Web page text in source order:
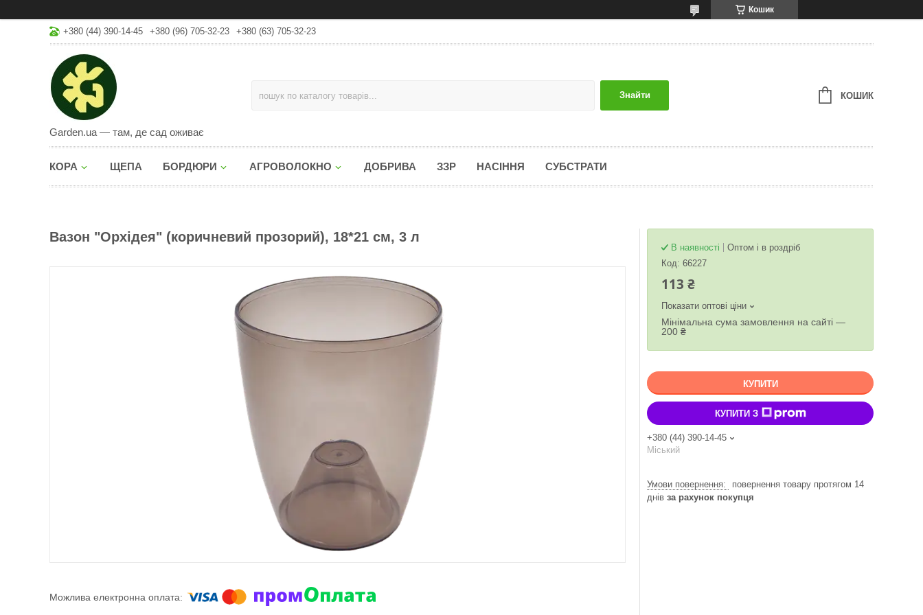
Кошик
+380 (44) 390-14-45 +380 (96) 705-32-23 +380 (63) 705-32-23
Garden.ua — там, де сад оживає
Знайти КОШИК
КОРА ЩЕПА БОРДЮРИ АГРОВОЛОКНО ДОБРИВА ЗЗР НАСІННЯ СУБСТРАТИ
Вазон "Орхідея" (коричневий прозорий), 18*21 см, 3 л
В наявності
Оптом і в роздріб
Код: 66227
113 ₴
Показати оптові ціни
Мінімальна сума замовлення на сайті —
200 ₴
КУПИТИ
КУПИТИ З
+380 (44) 390-14-45
Міський
повернення товару протягом 14
днів за рахунок покупця